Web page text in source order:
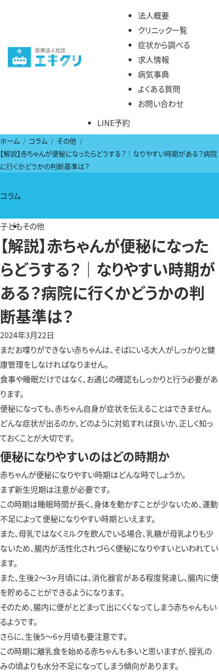
プ
法人概要
クリニック一覧
症状から調べる
求人情報
病気事典
よくある質問
お問い合わせ
LINE予約
ホーム コラム
その他
【解説】赤ちゃんが便秘になったらどうする？｜なりやすい時期がある？病院
に行くかどうかの判断基準は？
コラム
子どもその他
【解説】赤ちゃんが便秘になった
らどうする？｜なりやすい時期が
ある？病院に行くかどうかの判
断基準は？
2024年3月22日
まだお喋りができない赤ちゃんは、そばにいる大人がしっかりと健
康管理をしなければなりません。
食事や睡眠だけではなく、お通じの確認もしっかりと行う必要があ
ります。
便秘になっても、赤ちゃん自身が症状を伝えることはできません。
どんな症状が出るのか、どのように対処すれば良いか、正しく知っ
ておくことが大切です。
便秘になりやすいのはどの時期か
赤ちゃんが便秘になりやすい時期はどんな時でしょうか。
まず新生児期は注意が必要です。
この時期は睡眠時間が長く、身体を動かすことが少ないため、運動
不足によって便秘になりやすい時期といえます。
また、母乳ではなくミルクを飲んでいる場合、乳糖が母乳よりも少
ないため、腸内が活性化されづらく便秘になりやすいといわれてい
ます。
また、生後2～3ヶ月頃には、消化器官がある程度発達し、腸内に便
を貯めることができるようになります。
そのため、腸内に便がとどまって出にくくなってしまう赤ちゃんもい
るようです。
さらに、生後5～6ヶ月頃も要注意です。
この時期に離乳食を始める赤ちゃんも多いと思いますが、授乳の
みの頃よりも水分不足になってしまう傾向があります。